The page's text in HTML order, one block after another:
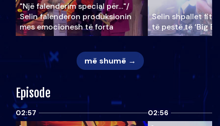
"Një falenderim special për…"/
Selin falënderon produksionin
mes emocionesh të forta
Selin shpallet
të pestë të ‘Big
më shumë →
Episode
02:57 02:56